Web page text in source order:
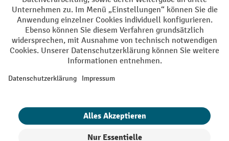
Barrierefreiheit Privacy Settings
Alle Preise exkl. gesetzl. Mehrwertsteuer zzgl.Versandkostenund ggf.
Nachnahmegebühren, wenn nicht anders angegeben.
¹ Der Rabatt gilt so lange der Vorrat reicht. Der Rabatt gilt nicht auf
oder Gutscheinen ist nicht möglich. | ² Der Rabatt wird einmalig bei
eingelöst werden. Die Höhe des Rabatts variiert je nach
Produktkategorie und beträgt bis zu 10 % (10 % auf Lager, Umwelt,